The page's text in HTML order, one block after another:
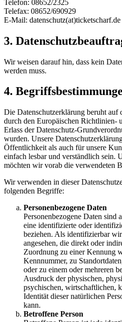
Telefon: 08652/2325
Telefax: 08652/690929
E-Mail: datenschutz(at)ticketscharf.de
3.
Wir weisen darauf hin, dass kein
werden muss.
4.
Die Datenschutzerklärung beruht
durch den Europäischen Richtlinien-
Erlass der Datenschutz-
wurden. Unsere
Öffentlichkeit als auch für unsere
einfach lesbar und verständlich sein.
möchten wir vorab die verwendeten
Wir verwenden in dieser
folgenden Begriffe:
Personenbezogene Daten
Personenbezogene Daten sind
eine identifizierte oder
beziehen. Als identifizierbar
angesehen, die direkt oder
Zuordnung zu einer Kennung
Kennnummer, zu
oder zu einem oder mehreren
Ausdruck der physischen,
psychischen, wirtschaftlichen,
Identität dieser natürlichen
kann.
Betroffene Person